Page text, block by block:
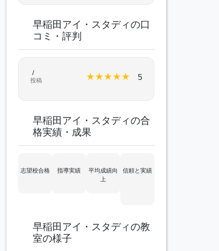
早稲田アイ・スタディの口
コミ・評判
★★★★★ 5
/
投稿
早稲田アイ・スタディの合
格実績・成果
志望校合格 指導実績
平均成績向
上
信頼と実績
早稲田アイ・スタディの教
室の様子